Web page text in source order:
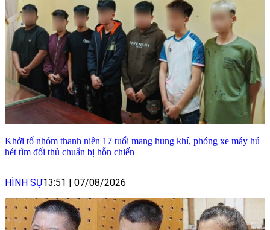
Khởi tố nhóm thanh niên 17 tuổi mang hung khí, phóng xe máy hú
hét tìm đối thủ chuẩn bị hỗn chiến
HÌNH SỰ13:51 | 07/08/2026